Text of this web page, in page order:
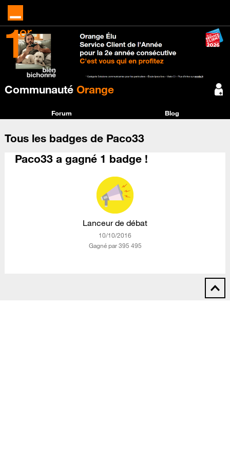
Communauté Orange
Forum Blog
Tous les badges de Paco33
Paco33 a gagné 1 badge !
Lanceur de débat
‎10/10/2016
Gagné par 395 495